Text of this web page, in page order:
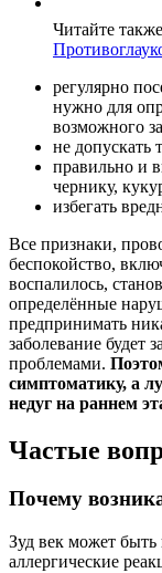
Читайте
регулярно
нужно для
возможного
не допускать
правильно и
чернику,
избегать
Все признаки,
беспокойство,
воспалилось,
определённые
предпринимать
заболевание будет
проблемами.
симптоматику, а
недуг на раннем
Частые
Почему
Зуд век может
аллергические